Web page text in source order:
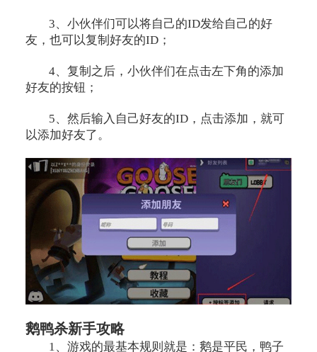
3、小伙伴们可以将自己的ID发给自己的好
友，也可以复制好友的ID；
4、复制之后，小伙伴们在点击左下角的添加
好友的按钮；
5、然后输入自己好友的ID，点击添加，就可
以添加好友了。
鹅鸭杀新手攻略
1、游戏的最基本规则就是：鹅是平民，鸭子